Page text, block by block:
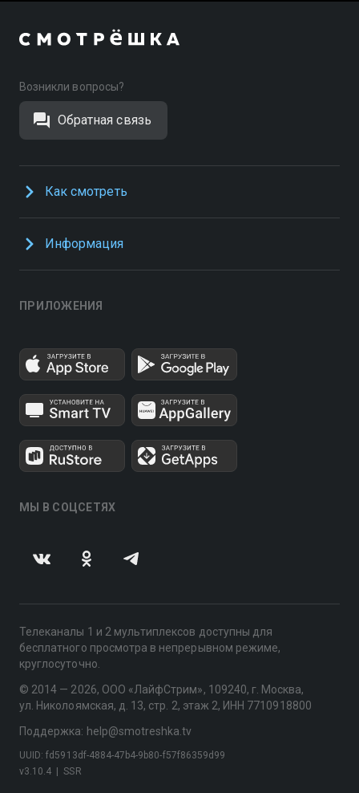
Возникли вопросы?
Обратная связь
Как смотреть
Информация
ПРИЛОЖЕНИЯ
МЫ В СОЦСЕТЯХ
Телеканалы 1 и 2 мультиплексов доступны для
бесплатного просмотра в непрерывном режиме,
круглосуточно.
© 2014 — 2026, ООО «ЛайфСтрим», 109240, г. Москва,
ул. Николоямская, д. 13, стр. 2, этаж 2, ИНН 7710918800
Поддержка: help@smotreshka.tv
v3.10.4 SSR
UUID: fd5913df-4884-47b4-9b80-f57f86359d99